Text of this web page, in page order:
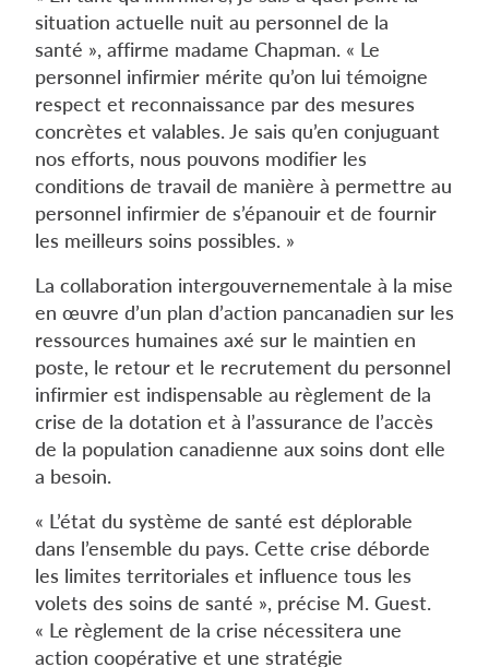
situation actuelle nuit au personnel de la
santé », affirme madame Chapman. « Le
personnel infirmier mérite qu’on lui témoigne
respect et reconnaissance par des mesures
concrètes et valables. Je sais qu’en conjuguant
nos efforts, nous pouvons modifier les
conditions de travail de manière à permettre au
personnel infirmier de s’épanouir et de fournir
les meilleurs soins possibles. »
La collaboration intergouvernementale à la mise
en œuvre d’un plan d’action pancanadien sur les
ressources humaines axé sur le maintien en
poste, le retour et le recrutement du personnel
infirmier est indispensable au règlement de la
crise de la dotation et à l’assurance de l’accès
de la population canadienne aux soins dont elle
a besoin.
« L’état du système de santé est déplorable
dans l’ensemble du pays. Cette crise déborde
les limites territoriales et influence tous les
volets des soins de santé », précise M. Guest.
« Le règlement de la crise nécessitera une
action coopérative et une stratégie